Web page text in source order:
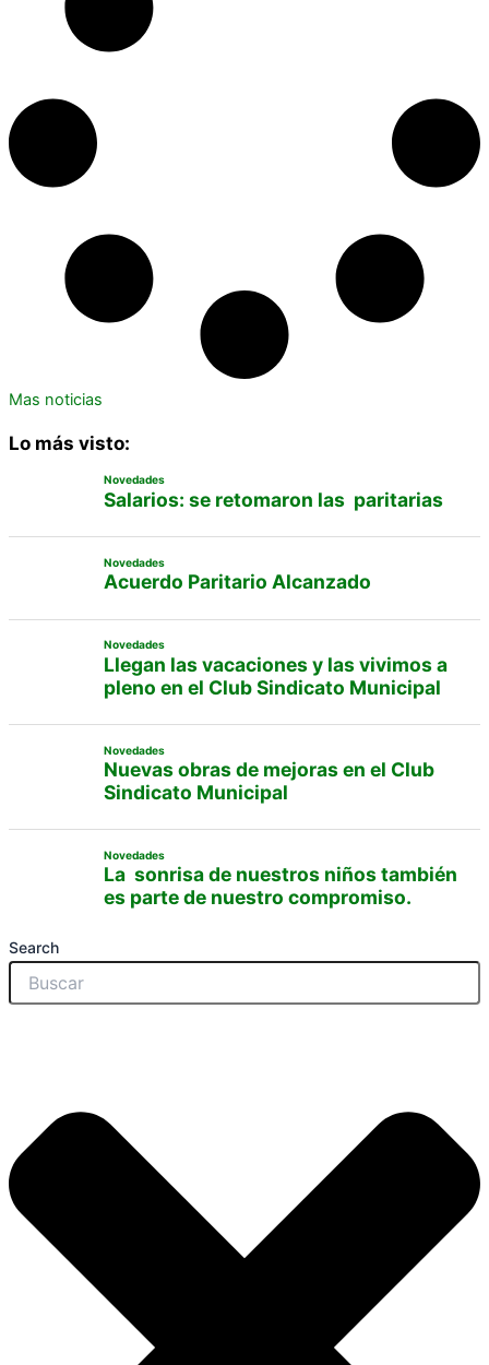
Mas noticias
Lo más visto:
Novedades
Salarios: se retomaron las paritarias
Novedades
Acuerdo Paritario Alcanzado
Novedades
Llegan las vacaciones y las vivimos a
pleno en el Club Sindicato Municipal
Novedades
Nuevas obras de mejoras en el Club
Sindicato Municipal
Novedades
La sonrisa de nuestros niños también
es parte de nuestro compromiso.
Search